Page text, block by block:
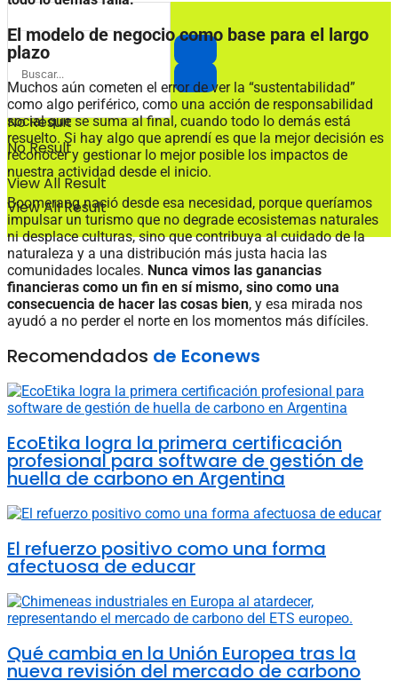
No Result
View All Result
No Result
View All Result
El modelo de negocio como base para el largo
plazo
Muchos aún cometen el error de ver la “sustentabilidad”
como algo periférico, como una acción de responsabilidad
social que se suma al final, cuando todo lo demás está
resuelto. Si hay algo que aprendí es que la mejor decisión es
reconocer y gestionar lo mejor posible los impactos de
nuestra actividad desde el inicio.
Boomerang nació desde esa necesidad, porque queríamos
impulsar un turismo que no degrade ecosistemas naturales
ni desplace culturas, sino que contribuya al cuidado de la
naturaleza y a una distribución más justa hacia las
comunidades locales. Nunca vimos las ganancias
financieras como un fin en sí mismo, sino como una
consecuencia de hacer las cosas bien, y esa mirada nos
ayudó a no perder el norte en los momentos más difíciles.
Recomendados de Econews
EcoEtika logra la primera certificación
profesional para software de gestión de
huella de carbono en Argentina
El refuerzo positivo como una forma
afectuosa de educar
Qué cambia en la Unión Europea tras la
nueva revisión del mercado de carbono